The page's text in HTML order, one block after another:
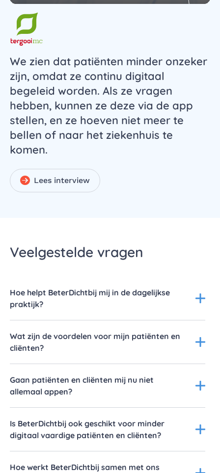
We zien dat patiënten minder onzeker
zijn, omdat ze continu digitaal
begeleid worden. Als ze vragen
hebben, kunnen ze deze via de app
stellen, en ze hoeven niet meer te
bellen of naar het ziekenhuis te
komen.
Lees interview
Veelgestelde vragen
Hoe helpt BeterDichtbij mij in de dagelijkse
praktijk?
Wat zijn de voordelen voor mijn patiënten en
cliënten?
Gaan patiënten en cliënten mij nu niet
allemaal appen?
Is BeterDichtbij ook geschikt voor minder
digitaal vaardige patiënten en cliënten?
Hoe werkt BeterDichtbij samen met ons